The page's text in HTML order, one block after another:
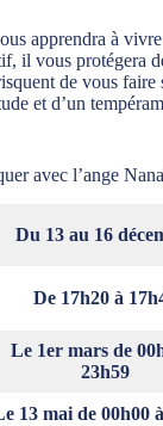
apprendra à
il vous protégera
de vous
et d’un
avec l’ange
Du 13 au 16
De 17h20 à
Le 1er mars de
23h59
13 mai de 00h00